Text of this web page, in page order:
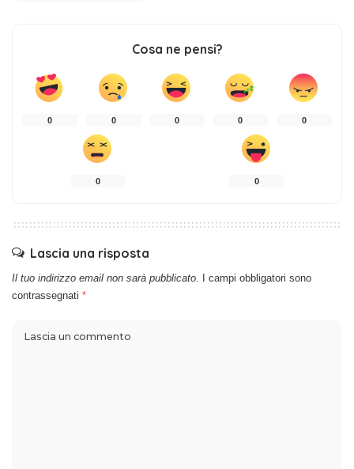
Cosa ne pensi?
0 0 0 0 0
0 0
Lascia una risposta
Il tuo indirizzo email non sarà pubblicato. I campi obbligatori sono
contrassegnati *